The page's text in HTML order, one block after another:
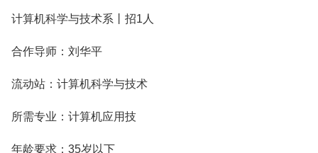
计算机科学与技术系丨招1人
合作导师：刘华平
流动站：计算机科学与技术
所需专业：计算机应用技
年龄要求：35岁以下